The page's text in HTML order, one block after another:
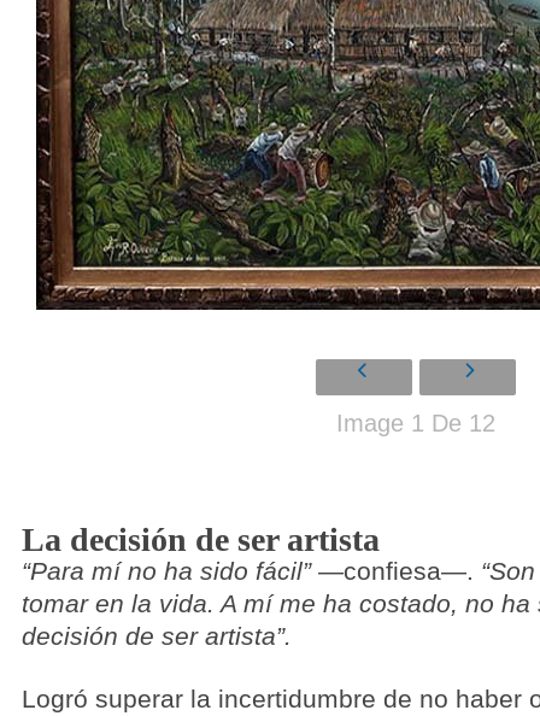
Image 1 De 12
La decisión de ser artista
“Para mí no ha sido fácil”—confiesa—.
tomar en la vida. A mí me ha costado, no
decisión de ser artista”.
Logró superar la incertidumbre de no haber